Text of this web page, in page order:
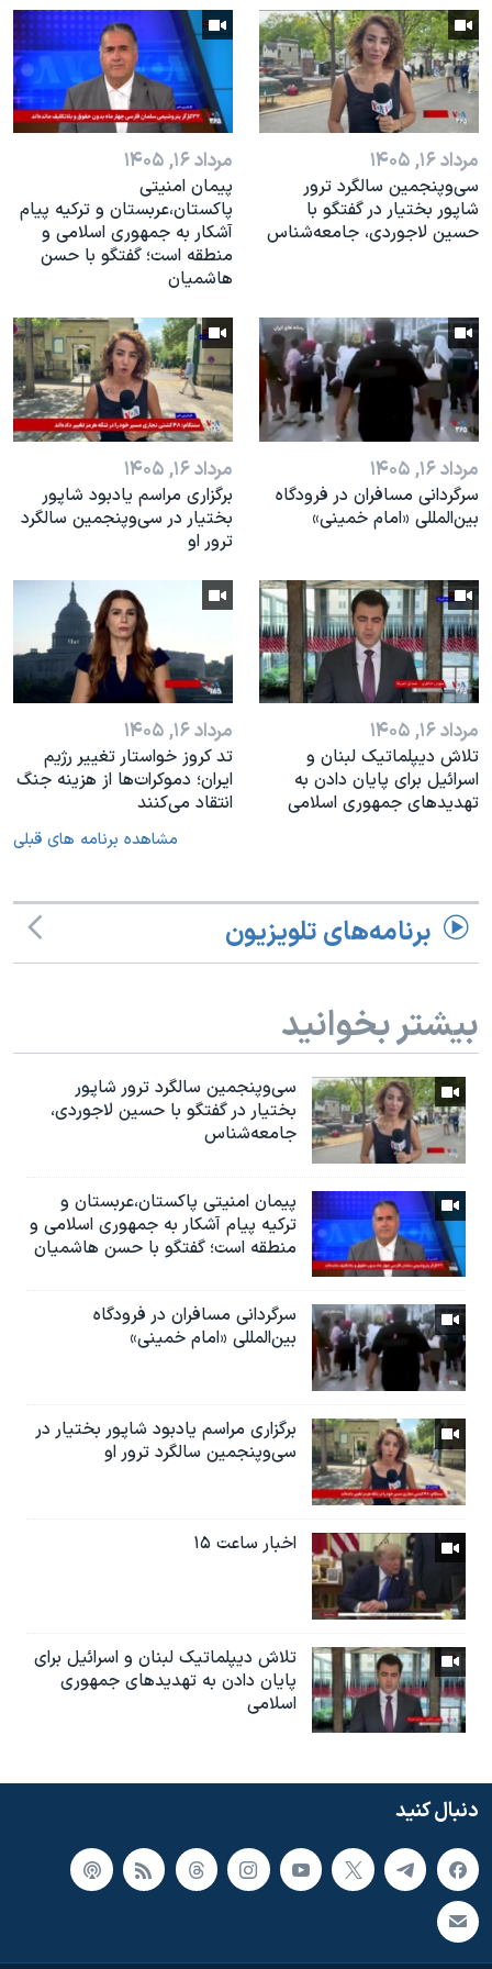
نرگس محمدی برنده جایزه نوبل صلح
همایش محافظه‌کاران آمریکا «سی‌پک»
صفحه‌های ویژه
سفر پرزیدنت ترامپ به چینمرداد ۱۶, ۱۴۰۵
سی‌وپنجمین سالگرد ترور
شاپور بختیار در گفتگو با
حسین لاجوردی، جامعه‌شناس
مرداد ۱۶, ۱۴۰۵
پیمان امنیتی
پاکستان،عربستان و ترکیه پیام
آشکار به جمهوری اسلامی و
منطقه است؛ گفتگو با حسن
هاشمیان
مرداد ۱۶, ۱۴۰۵
سرگردانی مسافران در فرودگاه
بین‌المللی «امام خمینی»
مرداد ۱۶, ۱۴۰۵
برگزاری مراسم یادبود شاپور
بختیار در سی‌وپنجمین سالگرد
ترور او
مرداد ۱۶, ۱۴۰۵
تلاش دیپلماتیک لبنان و
اسرائیل برای پایان دادن بە
تهدیدهای جمهوری اسلامی
مرداد ۱۶, ۱۴۰۵
تد کروز خواستار تغییر رژیم
ایران؛ دموکرات‌ها از هزینه جنگ
انتقاد می‌کنند
مشاهده برنامه های قبلی
برنامه‌های تلویزیون
بیشتر بخوانید
سی‌وپنجمین سالگرد ترور شاپور
بختیار در گفتگو با حسین لاجوردی،
جامعه‌شناس
پیمان امنیتی پاکستان،عربستان و
ترکیه پیام آشکار به جمهوری اسلامی و
منطقه است؛ گفتگو با حسن هاشمیان
سرگردانی مسافران در فرودگاه
بین‌المللی «امام خمینی»
برگزاری مراسم یادبود شاپور بختیار در
سی‌وپنجمین سالگرد ترور او
اخبار ساعت ۱۵
تلاش دیپلماتیک لبنان و اسرائیل برای
پایان دادن بە تهدیدهای جمهوری
اسلامی
دنبال کنید